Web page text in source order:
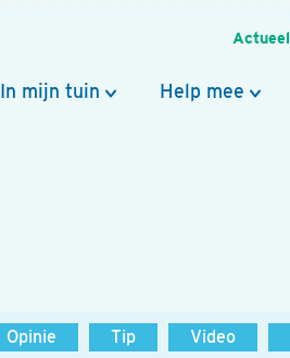
Actueel
In mijn tuin Help mee
Opinie Tip Video